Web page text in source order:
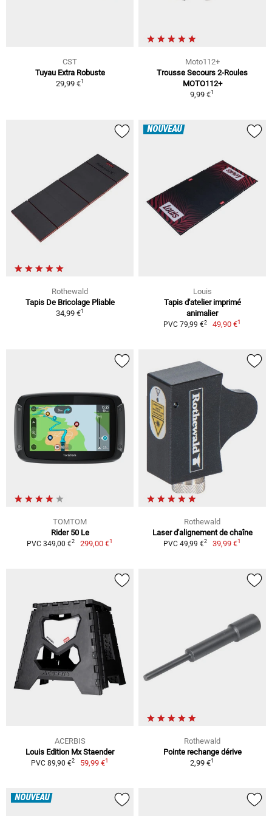
CST
Tuyau Extra Robuste
29,99 €1
Moto112+
Trousse Secours 2-Roules
MOTO112+
9,99 €1
Rothewald
Tapis De Bricolage Pliable
34,99 €1
NOUVEAU
Louis
Tapis d'atelier imprimé
animalier
PVC 79,99 €2 49,90 €1
TOMTOM
Rider 50 Le
PVC 349,00 €2 299,00 €1
Rothewald
Laser d'alignement de chaîne
PVC 49,99 €2 39,99 €1
ACERBIS
Louis Edition Mx Staender
PVC 89,90 €2 59,99 €1
Rothewald
Pointe rechange dérive
2,99 €1
NOUVEAU